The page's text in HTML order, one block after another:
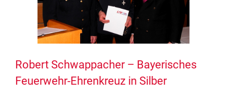
Robert Schwappacher – Bayerisches
Feuerwehr-Ehrenkreuz in Silber